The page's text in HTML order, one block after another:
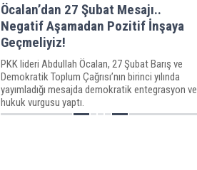
Öcalan’dan 27 Şubat Mesajı..
Negatif Aşamadan Pozitif İnşaya
Geçmeliyiz!
PKK lideri Abdullah Öcalan, 27 Şubat Barış ve
Demokratik Toplum Çağrısı’nın birinci yılında
yayımladığı mesajda demokratik entegrasyon ve
hukuk vurgusu yaptı.